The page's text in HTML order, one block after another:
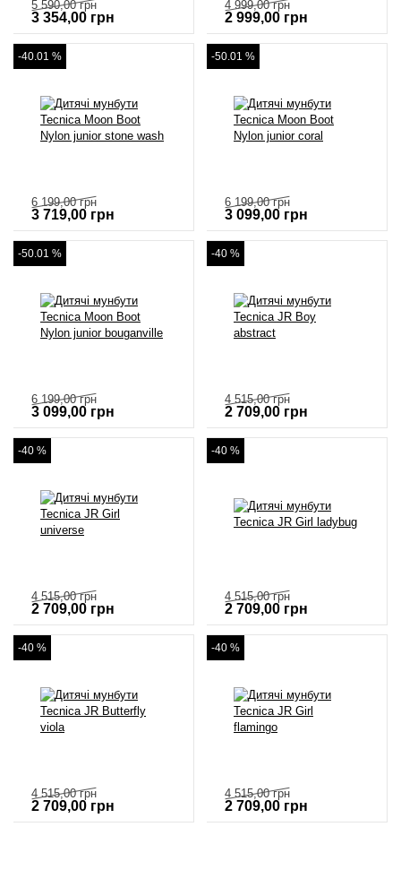
5 590,00 грн
3 354,00 грн
4 999,00 грн
2 999,00 грн
-40.01 %
6 199,00 грн
3 719,00 грн
-50.01 %
6 199,00 грн
3 099,00 грн
-50.01 %
6 199,00 грн
3 099,00 грн
-40 %
4 515,00 грн
2 709,00 грн
-40 %
4 515,00 грн
2 709,00 грн
-40 %
4 515,00 грн
2 709,00 грн
-40 %
4 515,00 грн
2 709,00 грн
-40 %
4 515,00 грн
2 709,00 грн